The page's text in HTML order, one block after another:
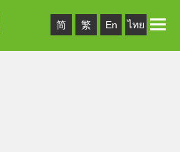
简 繁 En ไทย Toggle